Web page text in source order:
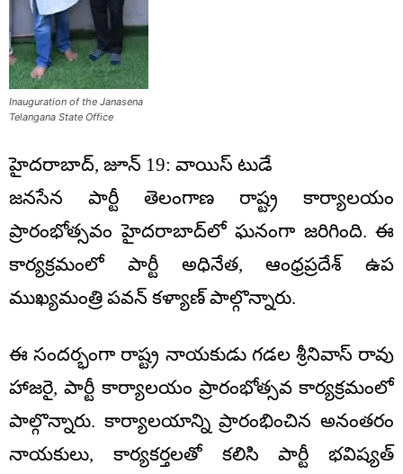
Inauguration of the Janasena
Telangana State Office
హైదరాబాద్, జూన్ 19: వాయిస్ టుడే
జనసేన పార్టీ తెలంగాణ రాష్ట్ర కార్యాలయం
ప్రారంభోత్సవం హైదరాబాద్‌లో ఘనంగా జరిగింది. ఈ
కార్యక్రమంలో పార్టీ అధినేత, ఆంధ్రప్రదేశ్ ఉప
ముఖ్యమంత్రి పవన్ కళ్యాణ్ పాల్గొన్నారు.
ఈ సందర్భంగా రాష్ట్ర నాయకుడు గడల శ్రీనివాస్ రావు
హాజరై, పార్టీ కార్యాలయం ప్రారంభోత్సవ కార్యక్రమంలో
పాల్గొన్నారు. కార్యాలయాన్ని ప్రారంభించిన అనంతరం
నాయకులు, కార్యకర్తలతో కలిసి పార్టీ భవిష్యత్